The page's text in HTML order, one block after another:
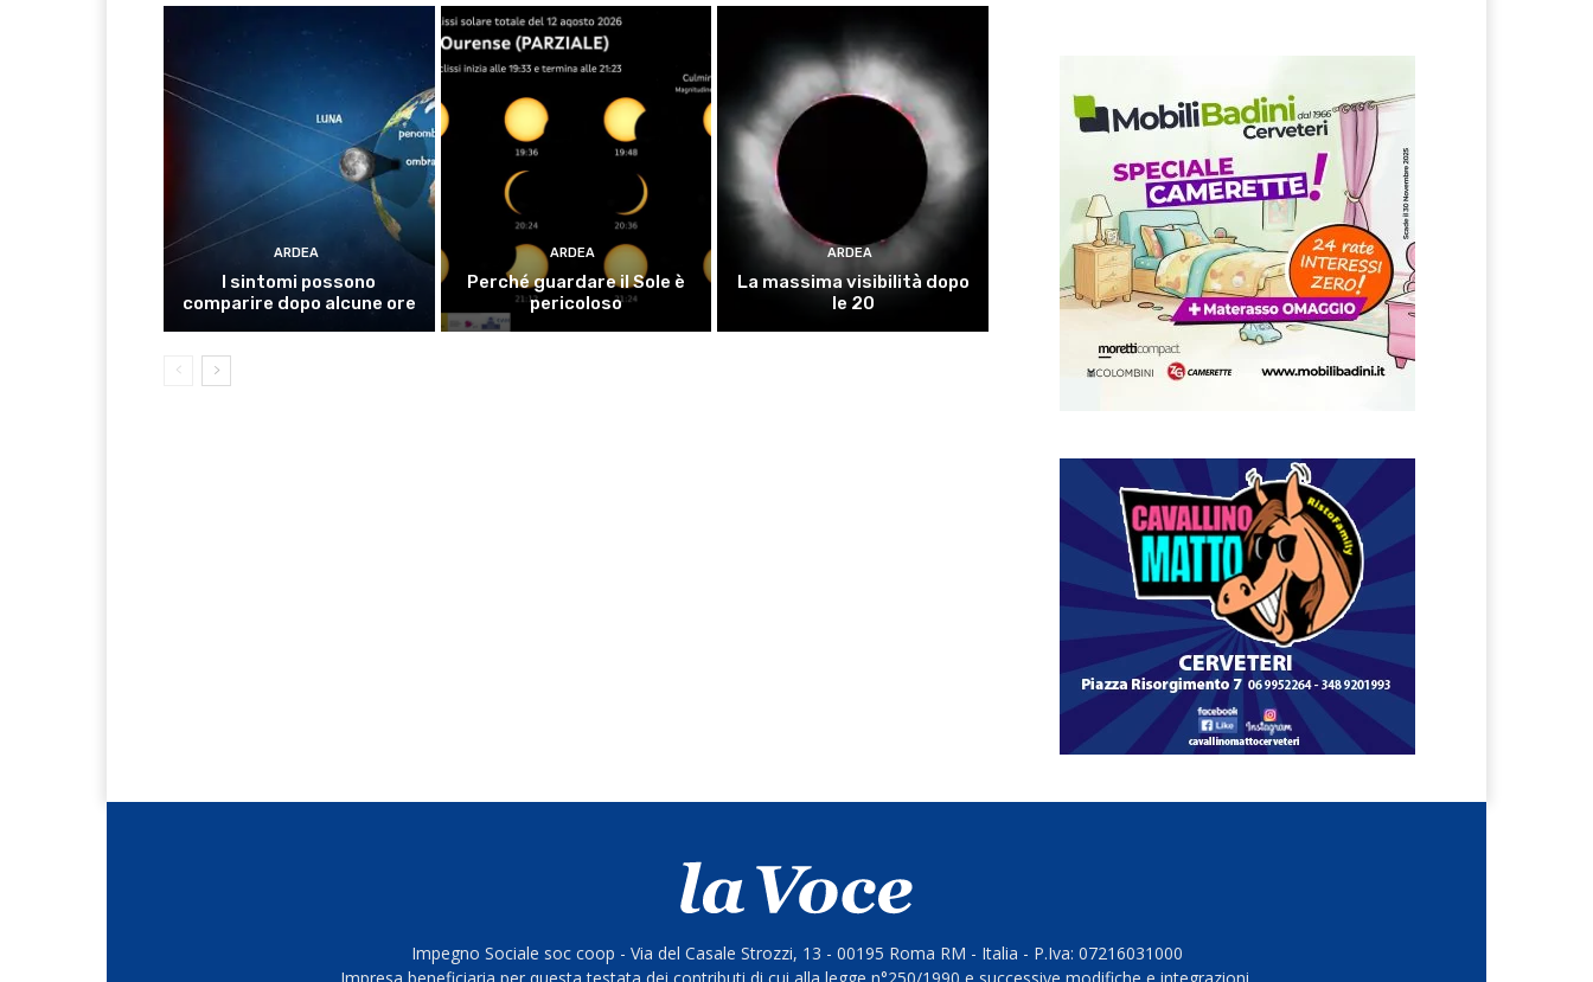
ARDEA
I sintomi possono
comparire dopo alcune ore
ARDEA
Perché guardare il Sole è
pericoloso
ARDEA
La massima visibilità dopo
le 20
Impegno Sociale soc coop - Via del Casale Strozzi, 13 - 00195 Roma RM - Italia - P.Iva: 07216031000